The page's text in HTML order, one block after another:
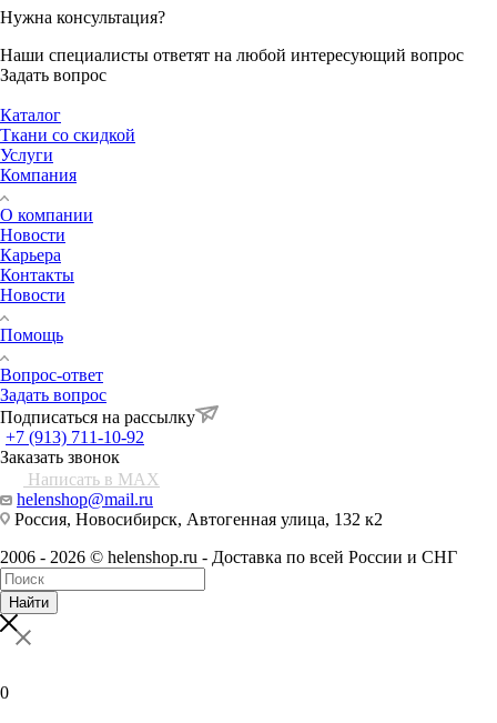
Нужна консультация?
Наши специалисты ответят на любой интересующий вопрос
Задать вопрос
Каталог
Ткани со скидкой
Услуги
Компания
О компании
Новости
Карьера
Контакты
Новости
Помощь
Вопрос-ответ
Задать вопрос
Подписаться на рассылку
+7 (913) 711-10-92
Заказать звонок
Написать в MAX
helenshop@mail.ru
Россия, Новосибирск, Автогенная улица, 132 к2
2006 - 2026 © helenshop.ru - Доставка по всей России и СНГ
Найти
0